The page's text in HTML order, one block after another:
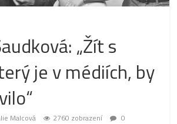
„Žít s
je v médiích, by
Malcová 2760 zobrazení
0